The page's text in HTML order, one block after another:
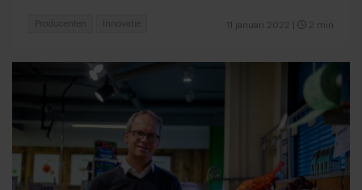
11 januari 2022 2 min
Producenten Innovatie